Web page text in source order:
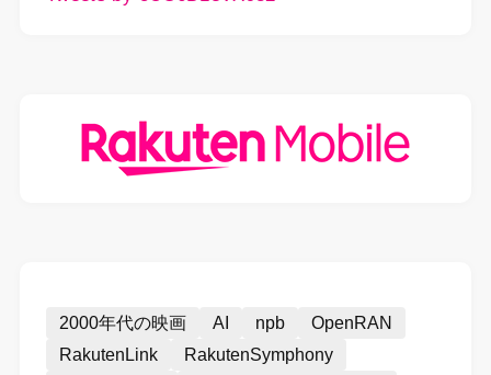
2000年代の映画 AI npb
OpenRAN
RakutenLink
RakutenSymphony